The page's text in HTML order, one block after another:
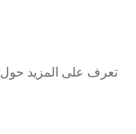
تعرف على المزيد حول